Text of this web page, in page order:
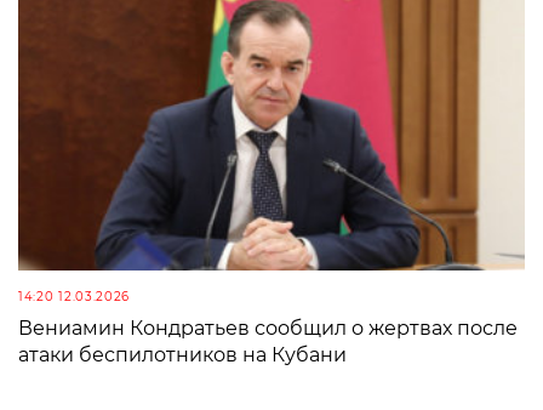
14:20 12.03.2026
Вениамин Кондратьев сообщил о жертвах после
атаки беспилотников на Кубани